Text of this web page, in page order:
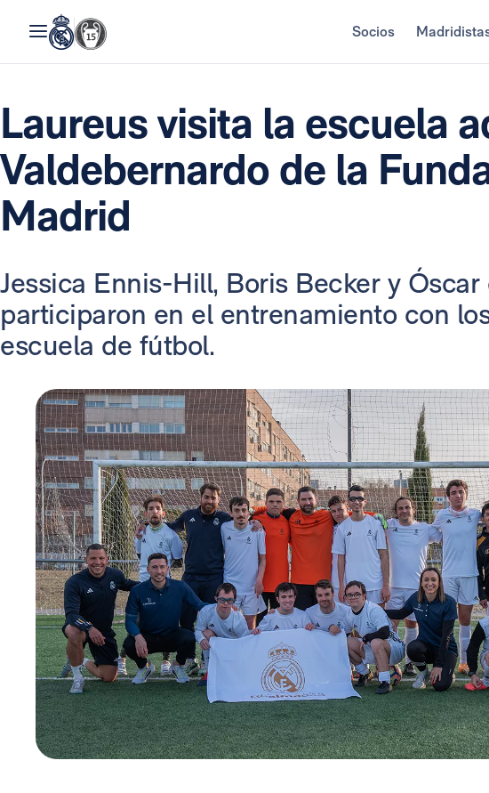
Socios
Laureus visita la escuela
Valdebernardo de la
Madrid
Jessica Ennis-Hill, Boris Becker y
participaron en el entrenamiento con
escuela de fútbol.